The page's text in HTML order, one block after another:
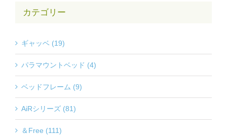
カテゴリー
ギャッベ (19)
パラマウントベッド (4)
ベッドフレーム (9)
AiRシリーズ (81)
＆Free (111)